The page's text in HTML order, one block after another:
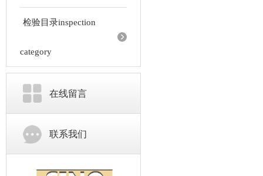
检验目录inspection
category
在线留言
联系我们